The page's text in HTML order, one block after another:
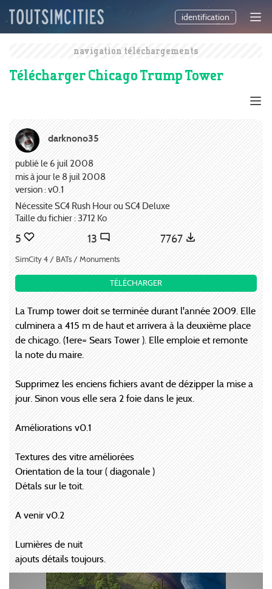
identification
navigation téléchargements
Télécharger Chicago Trump Tower
darknono35
publié le 6 juil 2008
mis à jour le 8 juil 2008
version : v0.1
Nécessite SC4 Rush Hour ou SC4 Deluxe
Taille du fichier : 3712 Ko
5 13 7767
SimCity 4 / BATs / Monuments
TÉLÉCHARGER
La Trump tower doit se terminée durant l'année 2009. Elle
culminera a 415 m de haut et arrivera à la deuxième place
de chicago. (1ere= Sears Tower ). Elle emploie et remonte
la note du maire.
Supprimez les enciens fichiers avant de dézipper la mise a
jour. Sinon vous elle sera 2 foie dans le jeux.
Améliorations v0.1
Textures des vitre améliorées
Orientation de la tour ( diagonale )
Détals sur le toit.
A venir v0.2
Lumières de nuit
ajouts détails toujours.